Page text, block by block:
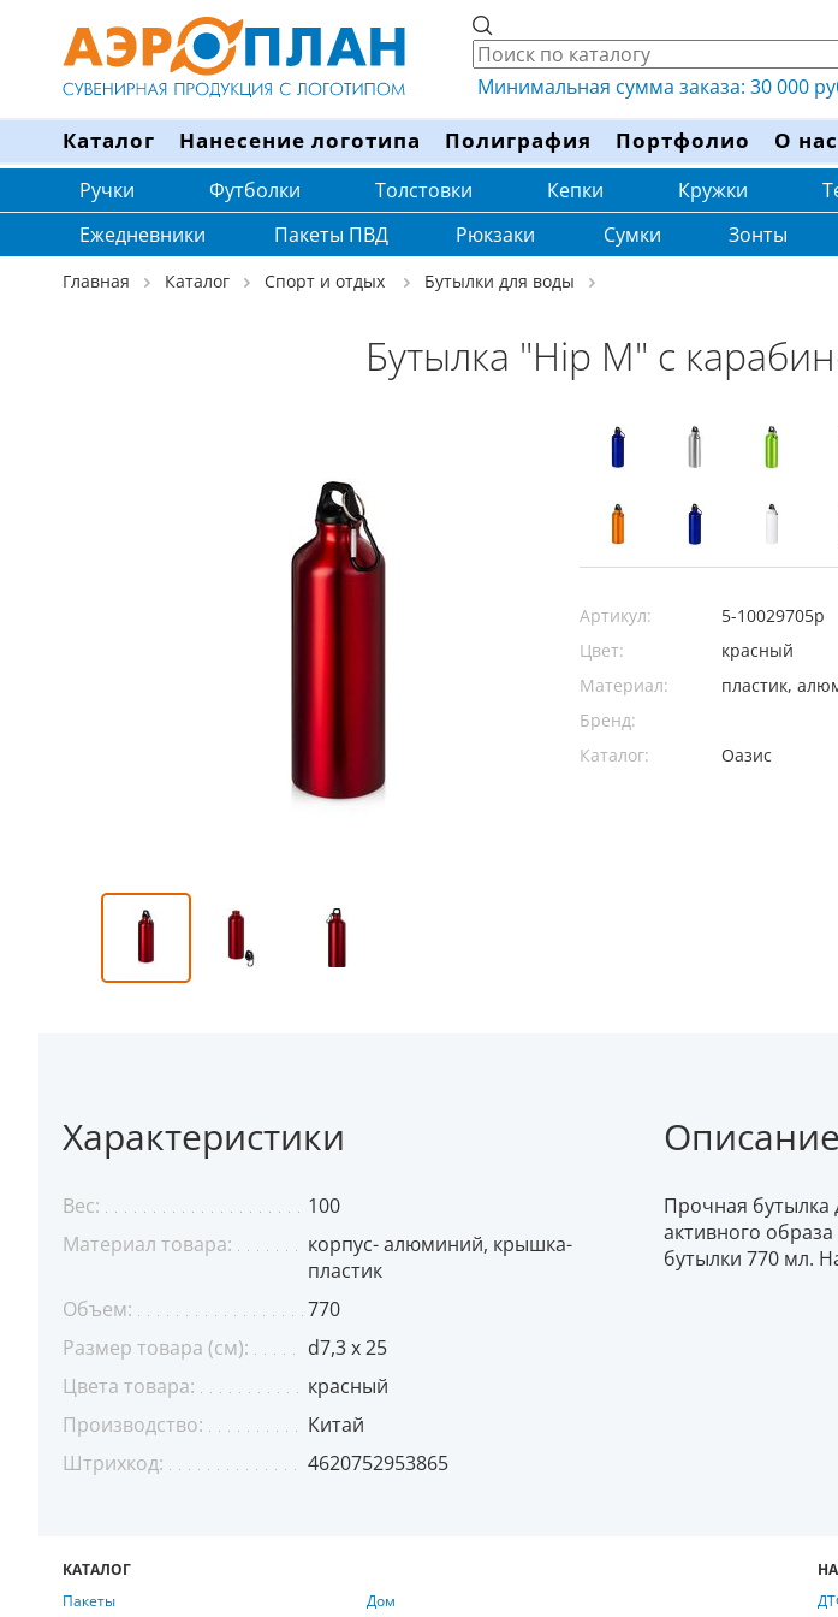
Минимальная сумма заказа: 30 000
Каталог Нанесение логотипа Полиграфия Портфолио О нас
Ручки Футболки Толстовки Кепки Кружки
Ежедневники
Пакеты ПВД Рюкзаки Сумки Зонты
Главная Каталог Спорт и отдых Бутылки для воды
Бутылка "Hip M" с
Артикул:
5-10029705p
Цвет:
красный
Материал:
пластик,
Бренд:
Каталог:
Оазис
Описание
Прочная
активного
бутылки 770 мл.
Характеристики
Вес:
100
Материал товара:
корпус- алюминий, крышка-
пластик
Объем:
770
Размер товара (см):
d7,3 х 25
Цвета товара:
красный
Производство:
Китай
Штрихкод:
4620752953865
КАТАЛОГ
Пакеты
Дом